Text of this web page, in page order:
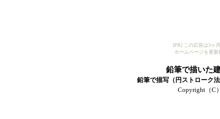
[PR] この広告は3ヶ
ホームページを更
鉛筆で描いた
鉛筆で描写（円ストローク
Copyright（C